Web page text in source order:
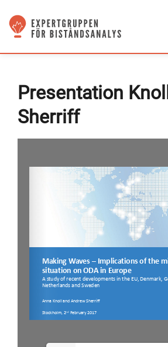
Presentation
Sherriff